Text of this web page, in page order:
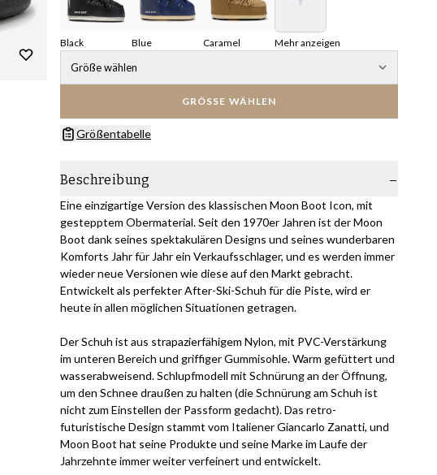
Black Blue Caramel Mehr anzeigen
Größe wählen
GRÖSSE WÄHLEN
Größentabelle
Beschreibung
Eine einzigartige Version des klassischen Moon Boot Icon, mit
gestepptem Obermaterial. Seit den 1970er Jahren ist der Moon
Boot dank seines spektakulären Designs und seines wunderbaren
Komforts Jahr für Jahr ein Verkaufsschlager, und es werden immer
wieder neue Versionen wie diese auf den Markt gebracht.
Entwickelt als perfekter After-Ski-Schuh für die Piste, wird er
heute in allen möglichen Situationen getragen.
Der Schuh ist aus strapazierfähigem Nylon, mit PVC-Verstärkung
im unteren Bereich und griffiger Gummisohle. Warm gefüttert und
wasserabweisend. Schlupfmodell mit Schnürung an der Öffnung,
um den Schnee draußen zu halten (die Schnürung am Schuh ist
nicht zum Einstellen der Passform gedacht). Das retro-
futuristische Design stammt vom Italiener Giancarlo Zanatti, und
Moon Boot hat seine Produkte und seine Marke im Laufe der
Jahrzehnte immer weiter verfeinert und entwickelt.